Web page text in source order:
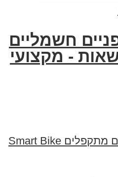
חשמליים
- מקצועי